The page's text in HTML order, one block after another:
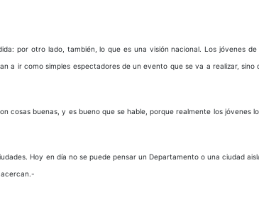
por otro lado, también, lo que es una visión nacional. Los jóvenes
a ir como simples espectadores de un evento que se va a realizar,
cosas buenas, y es bueno que se hable, porque realmente los jóvenes
Hoy en día no se puede pensar un Departamento o una ciudad